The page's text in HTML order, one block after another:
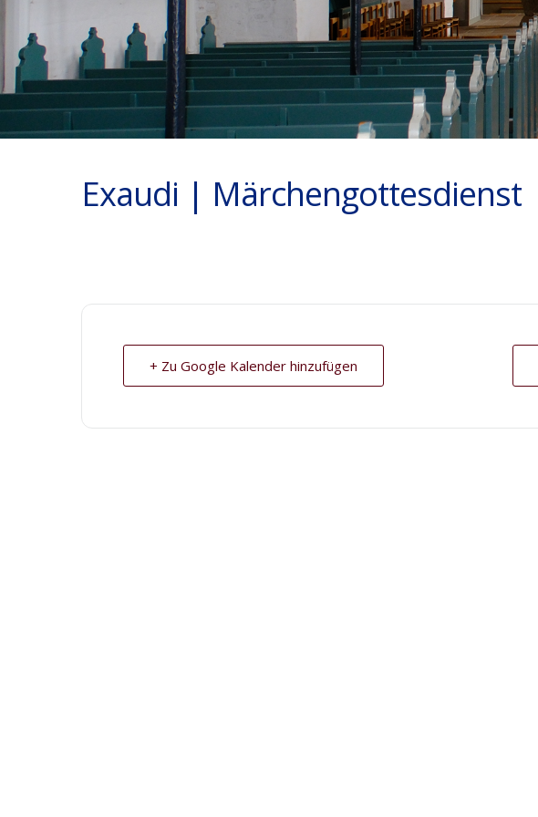
Exaudi | Märchengottesdienst
+ Zu Google Kalender hinzufügen